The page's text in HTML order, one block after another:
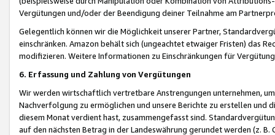
Vergütungen und/oder der Beendigung deiner Teilnahme am
Gelegentlich können wir die Möglichkeit unserer Partner,
einschränken. Amazon behält sich (ungeachtet etwaiger Fristen) das
modifizieren. Weitere Informationen zu Einschränkungen für
6. Erfassung und Zahlung von Vergütungen
Wir werden wirtschaftlich vertretbare Anstrengungen unternehmen,
Nachverfolgung zu ermöglichen und unsere Berichte zu erstellen und
diesem Monat verdient hast, zusammengefasst sind.
auf den nächsten Betrag in der Landeswährung gerundet werden (z.